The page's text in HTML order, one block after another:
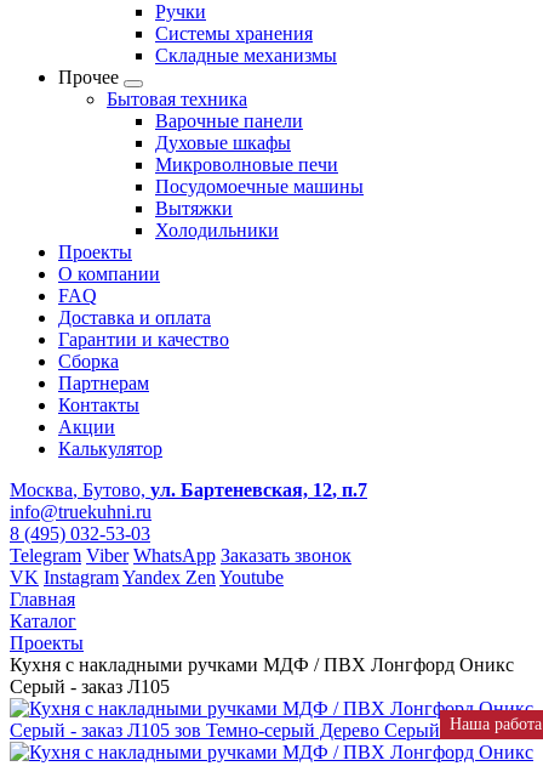
Ручки
Системы хранения
Складные механизмы
Прочее
Бытовая техника
Варочные панели
Духовые шкафы
Микроволновые печи
Посудомоечные машины
Вытяжки
Холодильники
Проекты
О компании
FAQ
Доставка и оплата
Гарантии и качество
Сборка
Партнерам
Контакты
Акции
Калькулятор
Москва, Бутово, ул. Бартеневская, 12, п.7
info@truekuhni.ru
8 (495) 032-53-03
Telegram Viber WhatsApp Заказать звонок
VK InstagramYandex Zen Youtube
Главная
Каталог
Проекты
Кухня с накладными ручками МДФ / ПВХ Лонгфорд Оникс
Серый - заказ Л105
Наша работа